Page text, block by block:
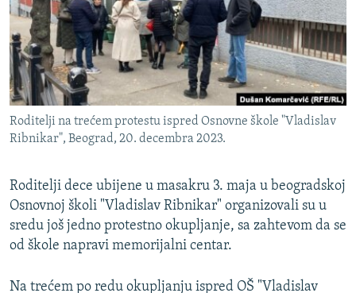
DNEVNO@RSE
SPECIJALI RSE
VIŠE OD NASLOVA
GENOCID U SREBRENICI
POPLAVE I KLIZIŠTA U BIH 2024.
POST SCRIPTUM
MOJA EVROPA
TRI DECENIJE OD RATA U BIH
PRATITE NAS
Roditelji na trećem protestu ispred Osnovne škole "Vladislav
Ribnikar", Beograd, 20. decembra 2023.
Roditelji dece ubijene u masakru 3. maja u beogradskoj
Osnovnoj školi "Vladislav Ribnikar" organizovali su u
sredu još jedno protestno okupljanje, sa zahtevom da se
od škole napravi memorijalni centar.
Na trećem po redu okupljanju ispred OŠ "Vladislav